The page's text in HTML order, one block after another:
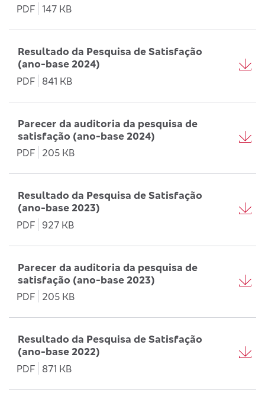
PDF 147 KB
Resultado da Pesquisa de Satisfação
(ano-base 2024)
PDF
841 KB
Parecer da auditoria da pesquisa de
satisfação (ano-base 2024)
PDF
205 KB
Resultado da Pesquisa de Satisfação
(ano-base 2023)
PDF
927 KB
Parecer da auditoria da pesquisa de
satisfação (ano-base 2023)
PDF
205 KB
Resultado da Pesquisa de Satisfação
(ano-base 2022)
PDF
871 KB